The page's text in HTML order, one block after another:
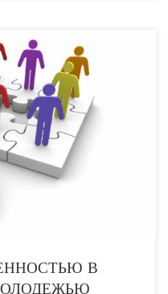
выражать в отношении к
которая направлена на
и культурного
В